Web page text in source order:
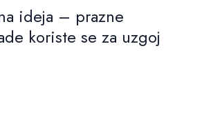
ideja – prazne
koriste se za uzgoj